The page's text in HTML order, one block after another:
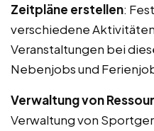
Zeitpläne erstellen:
verschiedene
Veranstaltungen bei
Nebenjobs und
Verwaltung von
Verwaltung von